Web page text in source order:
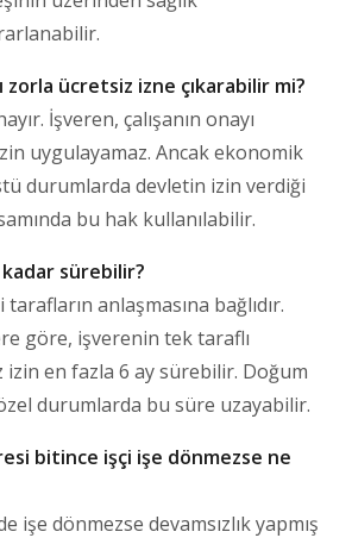
zorla ücretsiz izne çıkarabilir mi?
İşveren, çalışanın onayı
uygulayamaz. Ancak ekonomik
durumlarda devletin izin verdiği
bu hak kullanılabilir.
sürebilir?
anlaşmasına bağlıdır.
göre, işverenin tek taraflı
izin en fazla 6 ay sürebilir. Doğum
durumlarda bu süre uzayabilir.
bitince işçi işe dönmezse ne
işe dönmezse devamsızlık yapmış